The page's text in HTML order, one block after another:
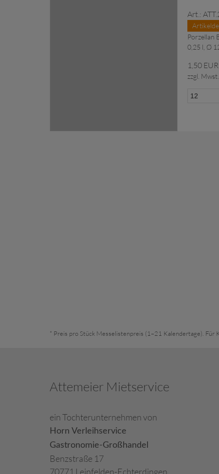
Art.:
Porzellan
0,25 l, Ø
1,50 EUR
zzgl. Mwst.
* Preis pro Stück Messelistenpreis (1–21 Kalendertage). Für
Attemeier Mietservice
ein Tochterunternehmen von
Horn Verleihservice
Gastronomie-Großhandel
Benzstraße 17
70771 Leinfelden-Echterdingen